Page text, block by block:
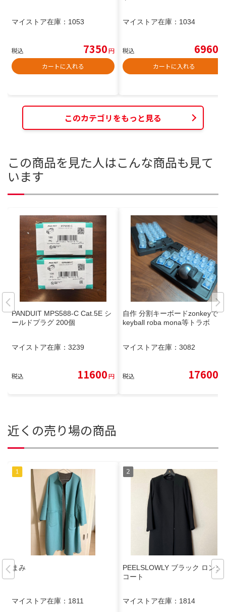
マイストア在庫： 1053
税込 7350円
カートに入れる
マイストア在庫： 1034
税込 6960
カートに入れる
このカテゴリをもっと見る
この商品を見た人はこんな商品も見て
います
PANDUIT MPS588-C Cat.5E シ
ールドプラグ 200個
マイストア在庫： 3239
税込 11600円
自作 分割キーボードzonkeyです
keyball roba mona等トラボ
マイストア在庫： 3082
税込 17600
近くの売り場の商品
まみ
マイストア在庫： 1811
PEELSLOWLY ブラック ロング
コート
マイストア在庫： 1814